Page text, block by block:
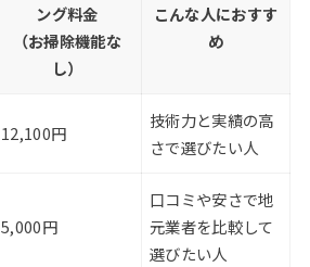
ング料金
（お掃除機能な
し）
こんな人におすす
め
12,100円
技術力と実績の高
さで選びたい人
5,000円
口コミや安さで地
元業者を比較して
選びたい人